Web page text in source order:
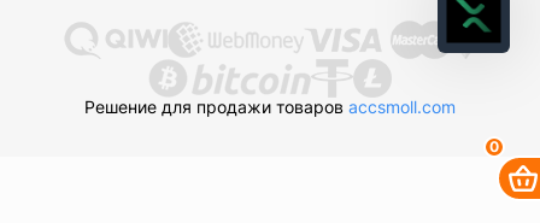
Решение для продажи товаров accsmoll.com
0